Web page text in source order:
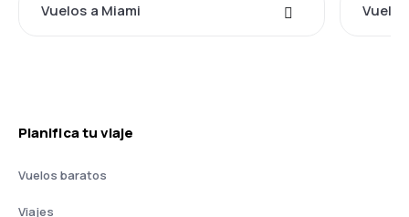
Vuelos a Miami
Planifica tu viaje
Vuelos baratos
Viajes